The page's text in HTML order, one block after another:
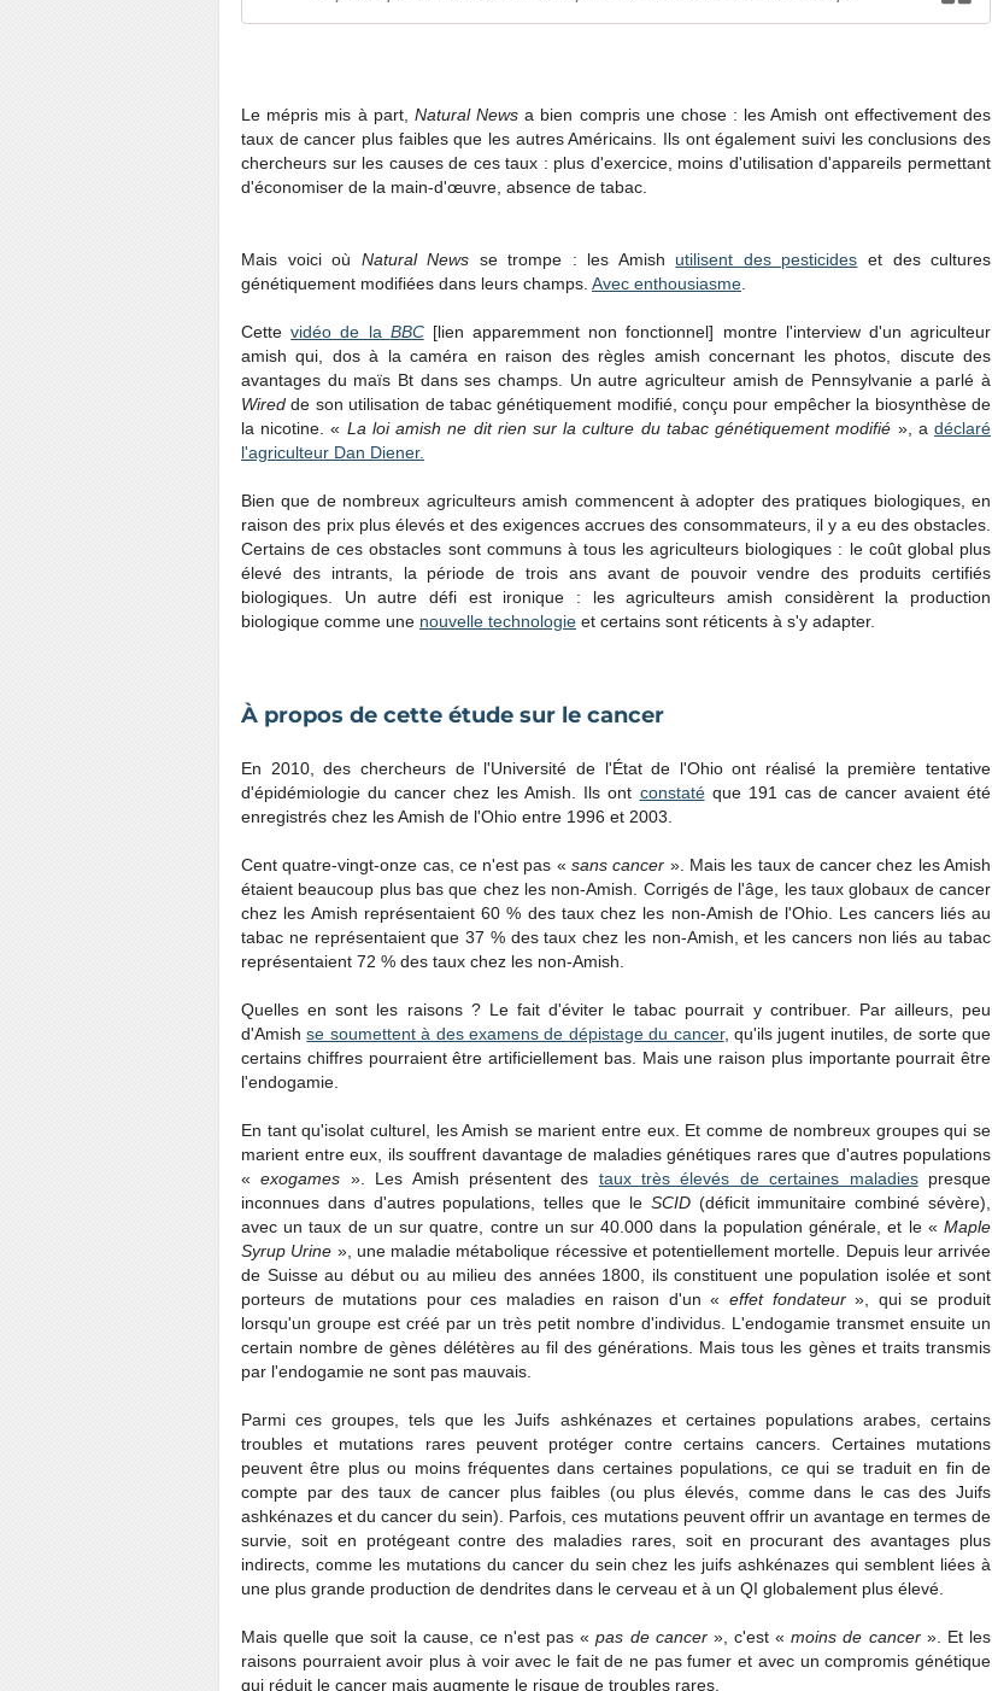
Le mépris mis à part, Natural News a bien compris une chose : les Amish ont effectivement des
taux de cancer plus faibles que les autres Américains. Ils ont également suivi les conclusions des
chercheurs sur les causes de ces taux : plus d'exercice, moins d'utilisation d'appareils permettant
d'économiser de la main-d'œuvre, absence de tabac.
Mais voici où Natural News se trompe : les Amish utilisent des pesticides et des cultures
génétiquement modifiées dans leurs champs. Avec enthousiasme
Cettevidéo de la BBC[lien apparemment non fonctionnel] montre l'interview d'un agriculteur
amish qui, dos à la caméra en raison des règles amish concernant les photos, discute des
avantages du maïs Bt dans ses champs. Un autre agriculteur amish de Pennsylvanie a parlé à
Wired de son utilisation de tabac génétiquement modifié, conçu pour empêcher la biosynthèse de
la nicotine. « La loi amish ne dit rien sur la culture du tabac génétiquement modifié », adéclaré
l'agriculteur Dan Diener.
Bien que de nombreux agriculteurs amish commencent à adopter des pratiques biologiques, en
raison des prix plus élevés et des exigences accrues des consommateurs, il y a eu des obstacles.
Certains de ces obstacles sont communs à tous les agriculteurs biologiques : le coût global plus
élevé des intrants, la période de trois ans avant de pouvoir vendre des produits certifiés
biologiques. Un autre défi est ironique : les agriculteurs amish considèrent la production
biologique comme une nouvelle technologie et certains sont réticents à s'y adapter.
À propos de cette étude sur le cancer
En 2010, des chercheurs de l'Université de l'État de l'Ohio ont réalisé la première tentative
d'épidémiologie du cancer chez les Amish. Ils ont constatéque 191 cas de cancer avaient été
enregistrés chez les Amish de l'Ohio entre 1996 et 2003.
Cent quatre-vingt-onze cas, ce n'est pas «sans cancer ». Mais les taux de cancer chez les Amish
étaient beaucoup plus bas que chez les non-Amish. Corrigés de l'âge, les taux globaux de cancer
chez les Amish représentaient 60 % des taux chez les non-Amish de l'Ohio. Les cancers liés au
tabac ne représentaient que 37 % des taux chez les non-Amish, et les cancers non liés au tabac
représentaient 72 % des taux chez les non-Amish.
Quelles en sont les raisons ? Le fait d'éviter le tabac pourrait y contribuer. Par ailleurs, peu
d'Amishse soumettent à des examens de dépistage du cancer, qu'ils jugent inutiles, de sorte que
certains chiffres pourraient être artificiellement bas. Mais une raison plus importante pourrait être
l'endogamie.
En tant qu'isolat culturel, les Amish se marient entre eux. Et comme de nombreux groupes qui se
marient entre eux, ils souffrent davantage de maladies génétiques rares que d'autres populations
«exogames ». Les Amish présentent des taux très élevés de certaines maladiespresque
inconnues dans d'autres populations, telles que le SCID(déficit immunitaire combiné sévère),
avec un taux de un sur quatre, contre un sur 40.000 dans la population générale, et le « Maple
Syrup Urine », une maladie métabolique récessive et potentiellement mortelle. Depuis leur arrivée
de Suisse au début ou au milieu des années 1800, ils constituent une population isolée et sont
porteurs de mutations pour ces maladies en raison d'un « effet fondateur», qui se produit
lorsqu'un groupe est créé par un très petit nombre d'individus. L'endogamie transmet ensuite un
certain nombre de gènes délétères au fil des générations. Mais tous les gènes et traits transmis
par l'endogamie ne sont pas mauvais.
Parmi ces groupes, tels que les Juifs ashkénazes et certaines populations arabes, certains
troubles et mutations rares peuvent protéger contre certains cancers. Certaines mutations
peuvent être plus ou moins fréquentes dans certaines populations, ce qui se traduit en fin de
compte par des taux de cancer plus faibles (ou plus élevés, comme dans le cas des Juifs
ashkénazes et du cancer du sein). Parfois, ces mutations peuvent offrir un avantage en termes de
survie, soit en protégeant contre des maladies rares, soit en procurant des avantages plus
indirects, comme les mutations du cancer du sein chez les juifs ashkénazes qui semblent liées à
une plus grande production de dendrites dans le cerveau et à un QI globalement plus élevé.
Mais quelle que soit la cause, ce n'est pas «pas de cancer», c'est «moins de cancer». Et les
raisons pourraient avoir plus à voir avec le fait de ne pas fumer et avec un compromis génétique
qui réduit le cancer mais augmente le risque de troubles rares.